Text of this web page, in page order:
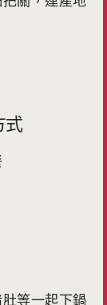
式
等一起下鍋